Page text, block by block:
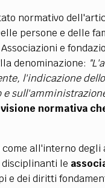
normativo
persone e delle
e
denominazione:
l'indicazione
e
normativa
all'interno degli
le
e dei diritti